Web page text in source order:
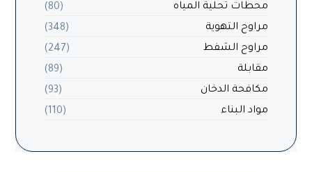
محطات تحلية المياه
(80)
مراوح التهوية
(348)
مراوح الشفط
(247)
مقابلة
(89)
مكافحة الدخان
(93)
مواد البناء
(110)